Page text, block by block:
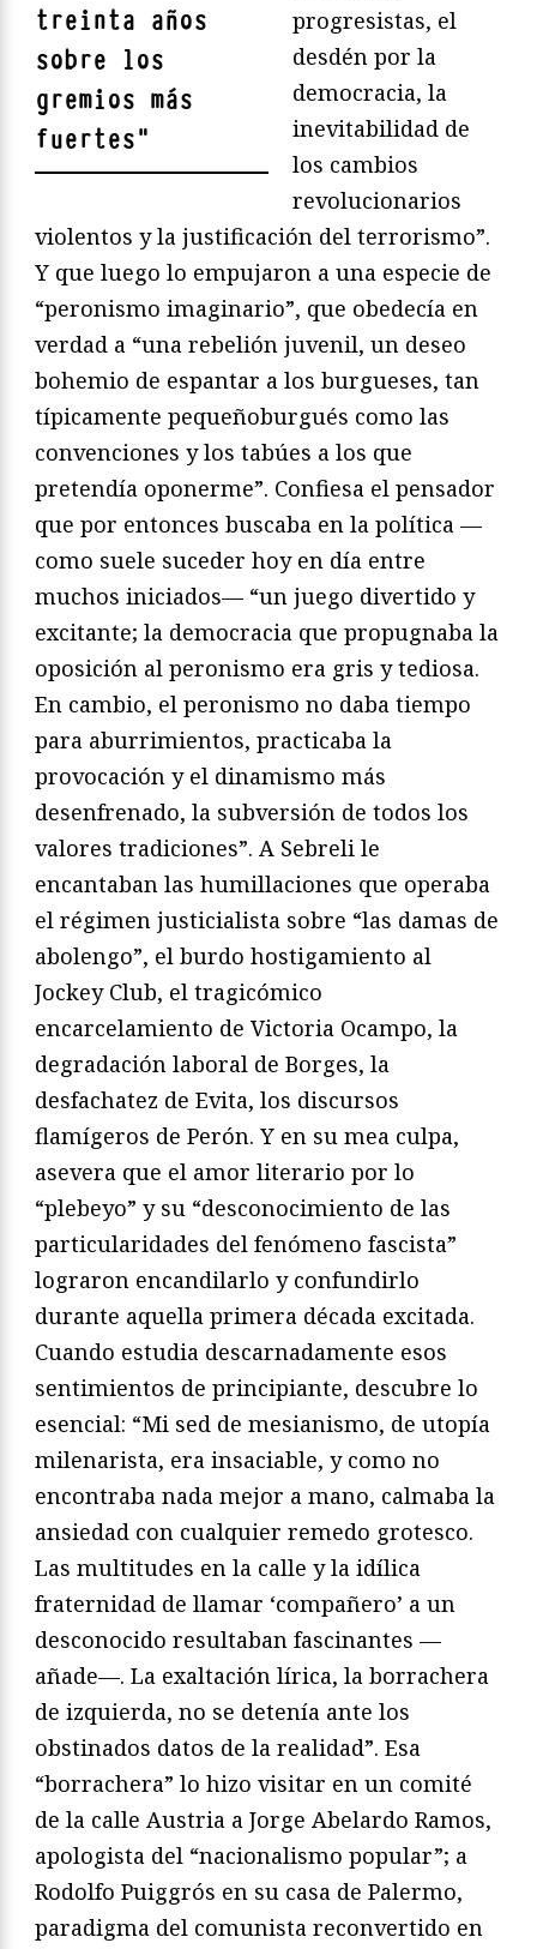
treinta años
sobre los
gremios más
fuertes"
progresistas, el
desdén por la
democracia, la
inevitabilidad de
los cambios
revolucionarios
violentos y la justificación del terrorismo”.
Y que luego lo empujaron a una especie de
“peronismo imaginario”, que obedecía en
verdad a “una rebelión juvenil, un deseo
bohemio de espantar a los burgueses, tan
típicamente pequeñoburgués como las
convenciones y los tabúes a los que
pretendía oponerme”. Confiesa el pensador
que por entonces buscaba en la política —
como suele suceder hoy en día entre
muchos iniciados— “un juego divertido y
excitante; la democracia que propugnaba la
oposición al peronismo era gris y tediosa.
En cambio, el peronismo no daba tiempo
para aburrimientos, practicaba la
provocación y el dinamismo más
desenfrenado, la subversión de todos los
valores tradiciones”. A Sebreli le
encantaban las humillaciones que operaba
el régimen justicialista sobre “las damas de
abolengo”, el burdo hostigamiento al
Jockey Club, el tragicómico
encarcelamiento de Victoria Ocampo, la
degradación laboral de Borges, la
desfachatez de Evita, los discursos
flamígeros de Perón. Y en su mea culpa,
asevera que el amor literario por lo
“plebeyo” y su “desconocimiento de las
particularidades del fenómeno fascista”
lograron encandilarlo y confundirlo
durante aquella primera década excitada.
Cuando estudia descarnadamente esos
sentimientos de principiante, descubre lo
esencial: “Mi sed de mesianismo, de utopía
milenarista, era insaciable, y como no
encontraba nada mejor a mano, calmaba la
ansiedad con cualquier remedo grotesco.
Las multitudes en la calle y la idílica
fraternidad de llamar ‘compañero’ a un
desconocido resultaban fascinantes —
añade—. La exaltación lírica, la borrachera
de izquierda, no se detenía ante los
obstinados datos de la realidad”. Esa
“borrachera” lo hizo visitar en un comité
de la calle Austria a Jorge Abelardo Ramos,
apologista del “nacionalismo popular”; a
Rodolfo Puiggrós en su casa de Palermo,
paradigma del comunista reconvertido en